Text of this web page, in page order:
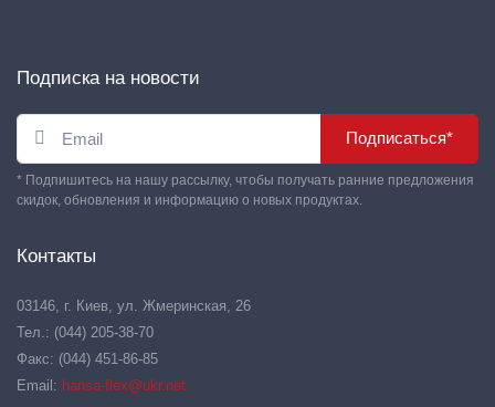
Подписка на новости
Подписаться*
* Подпишитесь на нашу рассылку, чтобы получать ранние предложения
скидок, обновления и информацию о новых продуктах.
Контакты
03146, г. Киев, ул. Жмеринская, 26
Тел.: (044) 205-38-70
Факс: (044) 451-86-85
Email: hansa-flex@ukr.net